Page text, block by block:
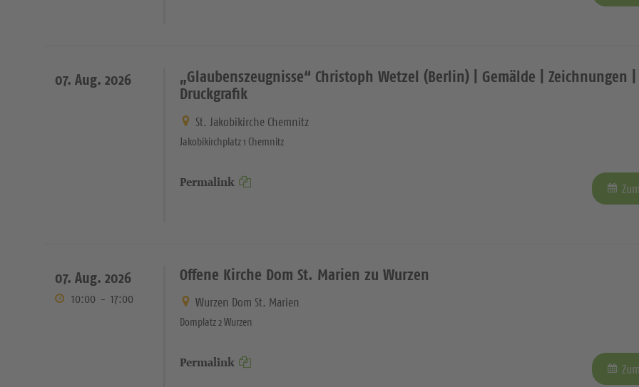
07. Aug. 2026
„Glaubenszeugnisse“ Christoph Wetzel (Berlin) | Gemälde | Zeichnungen |
Druckgrafik
St. Jakobikirche Chemnitz
Jakobikirchplatz 1 Chemnitz
Permalink
07. Aug. 2026
10:00 - 17:00
Offene Kirche Dom St. Marien zu Wurzen
Wurzen Dom St. Marien
Domplatz 2 Wurzen
Permalink